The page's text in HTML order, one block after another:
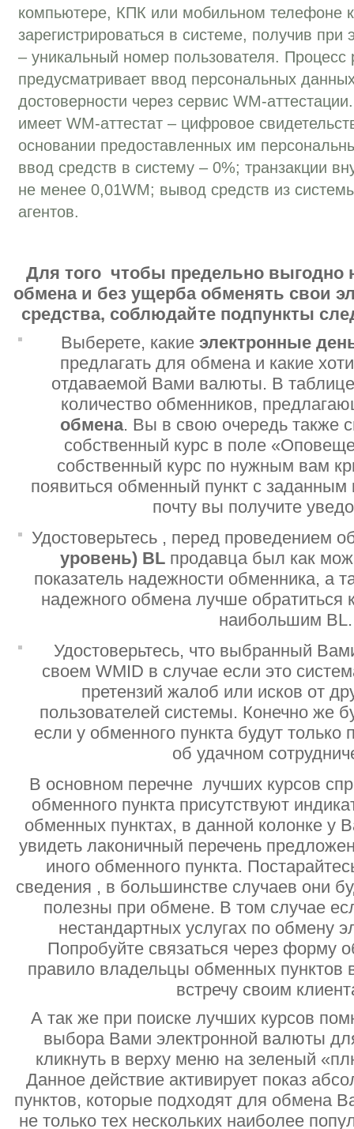
компьютере, КПК или мобильном телефоне
зарегистрироваться в системе, получив
– уникальный номер пользователя. Процесс
предусматривает ввод персональных
достоверности через сервис WM-
имеет WM-аттестат – цифровое
основании предоставленных им
ввод средств в систему – 0%; транзакции
не менее 0,01WM; вывод средств из
агентов.
Для того чтобы предельно выгодно
обмена и без ущерба обменять свои
средства, соблюдайте подпункты
Выберете, какие электронные
предлагать для обмена и какие
отдаваемой Вами валюты. В таблице
количество обменников,
обмена. Вы в свою очередь также
собственный курс в поле
собственный курс по нужным вам
появиться обменный пункт с заданным
почту вы получите
Удостоверьтесь , перед проведением
уровень) BL продавца был как
показатель надежности обменника, а
надежного обмена лучше
наибольшим BL.
Удостоверьтесь, что выбранный
своем WMID в случае если это
претензий жалоб или исков от
пользователей системы. Конечно же
если у обменного пункта будут
об удачном
В основном перечне лучших курсов
обменного пункта присутствуют
обменных пунктах, в данной колонке у
увидеть лаконичный перечень
иного обменного пункта.
сведения , в большинстве случаев они
полезны при обмене. В том случае
нестандартных услугах по обмену
Попробуйте связаться через форму
правило владельцы обменных пунктов
встречу своим
А так же при поиске лучших курсов
выбора Вами электронной валюты
кликнуть в верху меню на зеленый
Данное действие активирует показ
пунктов, которые подходят для обмена
не только тех нескольких наиболее